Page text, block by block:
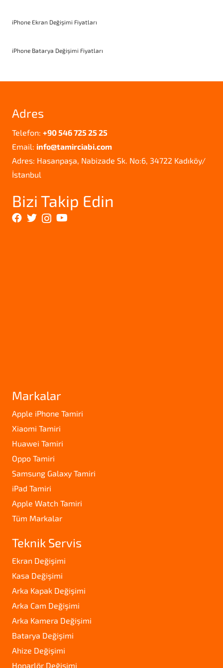
iPhone Ekran Değişimi Fiyatları
iPhone Batarya Değişimi Fiyatları
Adres
Telefon: +90 546 725 25 25
Email: info@tamirciabi.com
Adres: Hasanpaşa, Nabizade Sk. No:6, 34722 Kadıköy/
İstanbul
Bizi Takip Edin
Markalar
Apple iPhone Tamiri
Xiaomi Tamiri
Huawei Tamiri
Oppo Tamiri
Samsung Galaxy Tamiri
iPad Tamiri
Apple Watch Tamiri
Tüm Markalar
Teknik Servis
Ekran Değişimi
Kasa Değişimi
Arka Kapak Değişimi
Arka Cam Değişimi
Arka Kamera Değişimi
Batarya Değişimi
Ahize Değişimi
Hoparlör Değişimi